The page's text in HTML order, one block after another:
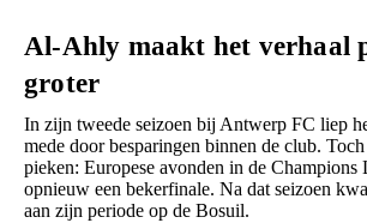
Al-Ahly maakt het verhaal
groter
In zijn tweede seizoen bij Antwerp FC liep
mede door besparingen binnen de club.
pieken: Europese avonden in de Champions
opnieuw een bekerfinale. Na dat seizoen
aan zijn periode op de Bosuil.